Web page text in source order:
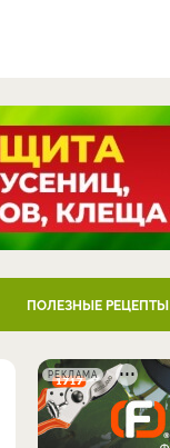
ПОЛЕЗНЫЕ РЕЦЕПТЫ
РЕКЛАМА